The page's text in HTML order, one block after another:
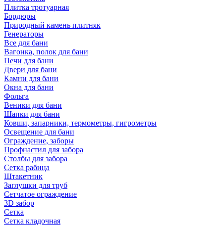
Плитка тротуарная
Бордюры
Природный камень плитняк
Генераторы
Все для бани
Вагонка, полок для бани
Печи для бани
Двери для бани
Камни для бани
Окна для бани
Фольга
Веники для бани
Шапки для бани
Ковши, запарники, термометры, гигрометры
Освещение для бани
Ограждение, заборы
Профнастил для забора
Столбы для забора
Сетка рабица
Штакетник
Заглушки для труб
Сетчатое ограждение
3D забор
Сетка
Сетка кладочная